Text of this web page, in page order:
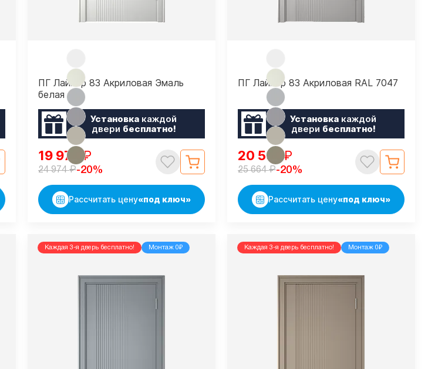
ПГ Лайнер 83 Акриловая Эмаль
белая
Установка каждой
двери бесплатно!
19 979 ₽
24 974₽-20%
Рассчитать цену«под ключ»
ПГ Лайнер 83 Акриловая RAL 7047
Установка каждой
двери бесплатно!
20 531₽
25 664₽-20%
Рассчитать цену«под ключ»
Каждая 3-я дверь бесплатно! Монтаж 0₽ Каждая 3-я дверь бесплатно! Монтаж 0₽